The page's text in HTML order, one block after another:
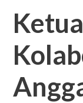
Post
navigation